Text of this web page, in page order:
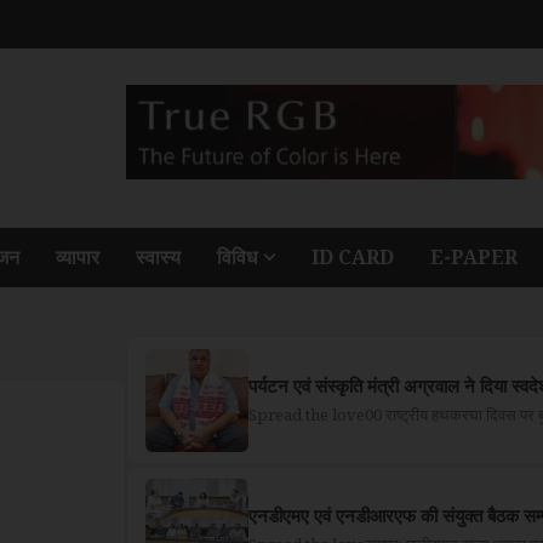
व्यापार स्वास्य विविध ID CARD E-PAPER
पर्यटन एवं संस्कृति मंत्री अग्रवाल ने दिया
एनडीएमए एवं एनडीआरएफ की संयुक्त बैठक